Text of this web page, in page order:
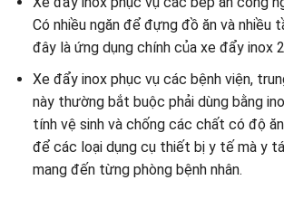
Có nhiều ngăn để đựng đồ ăn và nhiều
đây là ứng dụng chính của xe đẩy inox
Xe đẩy inox phục vụ các bệnh viện,
này thường bắt buộc phải dùng bằng
tính vệ sinh và chống các chất có độ
để các loại dụng cụ thiết bị y tế mà y
mang đến từng phòng bệnh nhân.